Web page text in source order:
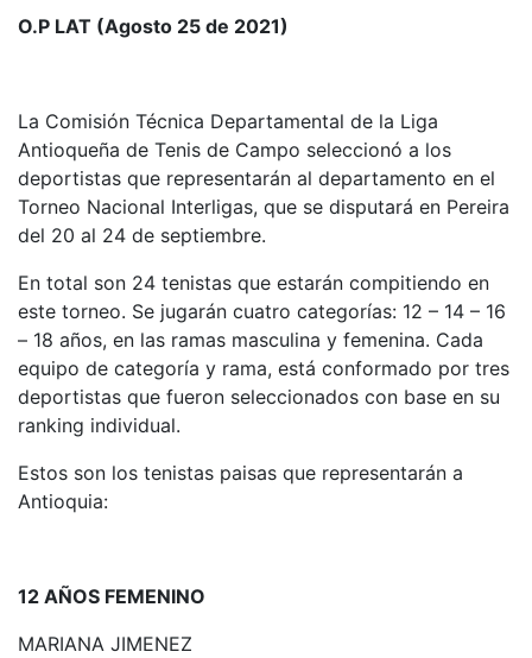
O.P LAT (Agosto 25 de 2021)
La Comisión Técnica Departamental de la Liga
Antioqueña de Tenis de Campo seleccionó a los
deportistas que representarán al departamento en el
Torneo Nacional Interligas, que se disputará en Pereira
del 20 al 24 de septiembre.
En total son 24 tenistas que estarán compitiendo en
este torneo. Se jugarán cuatro categorías: 12 – 14 – 16
– 18 años, en las ramas masculina y femenina. Cada
equipo de categoría y rama, está conformado por tres
deportistas que fueron seleccionados con base en su
ranking individual.
Estos son los tenistas paisas que representarán a
Antioquia:
12 AÑOS FEMENINO
MARIANA JIMENEZ